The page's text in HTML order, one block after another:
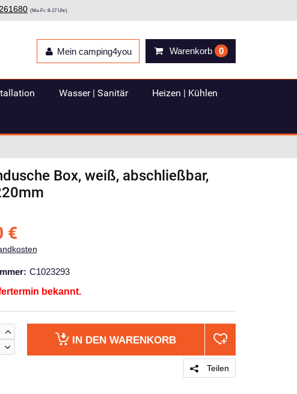
(Mo-Fr: 8-17 Uhr)
Warenkorb 0
Mein camping4you
Wasser | Sanitär Heizen | Kühlen
Box, weiß, abschließbar,
€
C1023293
bekannt.
IN DEN WARENKORB
Teilen